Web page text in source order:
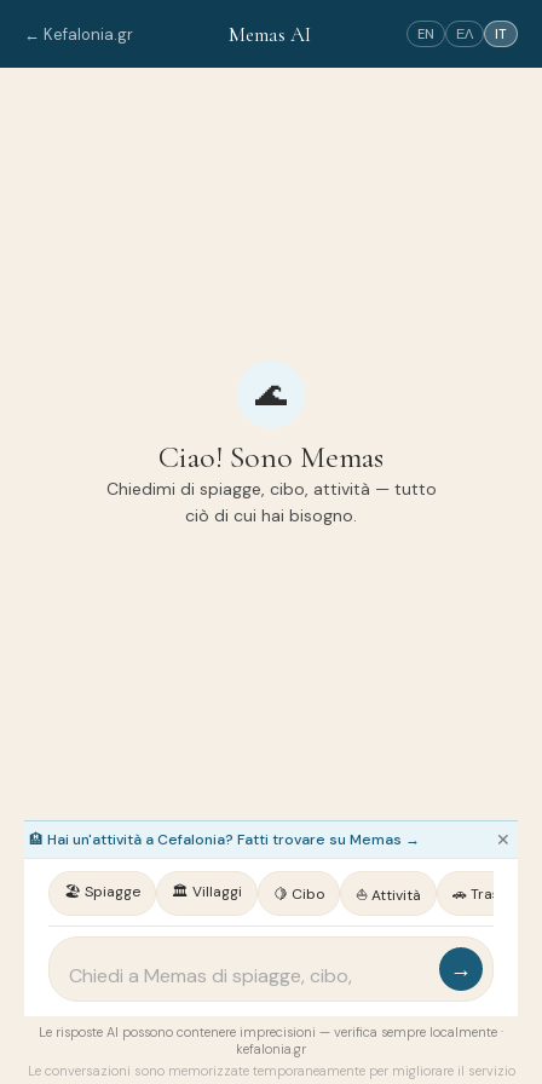
← Kefalonia.gr Memas AI EN ΕΛ IT
🌊
Ciao! Sono Memas
Chiedimi di spiagge, cibo, attività — tutto
ciò di cui hai bisogno.
🏨 Hai un'attività a Cefalonia? Fatti trovare su Memas → ✕
🏖️ Spiagge 🏛️ Villaggi 🍋 Cibo ⛵Attività 🚗Trasporti
→
Le risposte AI possono contenere imprecisioni — verifica sempre localmente ·
kefalonia.gr
Le conversazioni sono memorizzate temporaneamente per migliorare il servizio